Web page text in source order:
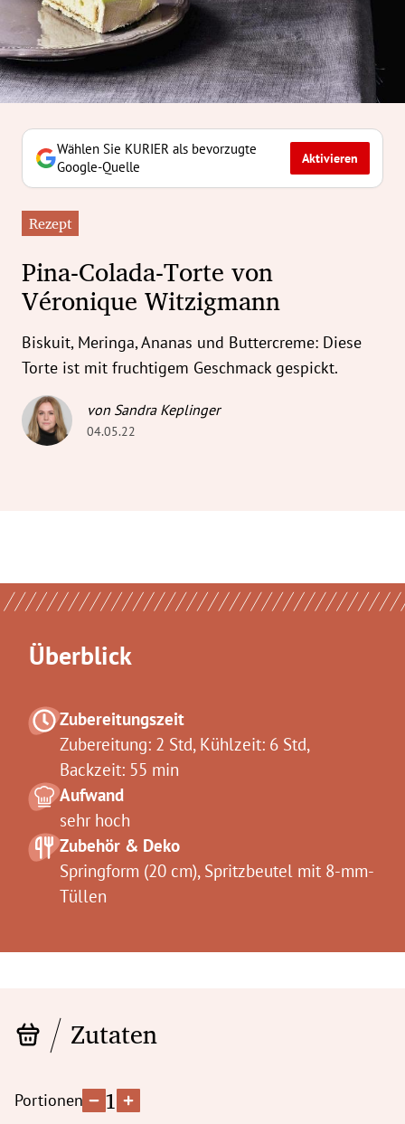
Untermenü
Untermenü
Untermenü
Untermenü
Untermenü
Untermenü
Untermenü
Untermenü
Untermenü
Wählen Sie KURIER als bevorzugte
Google-Quelle
Aktivieren
Rezept
Pina-Colada-Torte von
Véronique Witzigmann
Biskuit, Meringa, Ananas und Buttercreme: Diese
Torte ist mit fruchtigem Geschmack gespickt.
von Sandra Keplinger
04.05.22
Überblick
Zubereitungszeit
Zubereitung: 2 Std, Kühlzeit: 6 Std,
Backzeit: 55 min
Aufwand
sehr hoch
Zubehör & Deko
Springform (20 cm), Spritzbeutel mit 8-mm-
Tüllen
Zutaten
Portionen 1